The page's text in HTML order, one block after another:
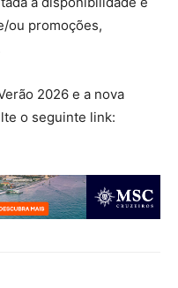
ou promoções,
2026 e a nova
o seguinte link: